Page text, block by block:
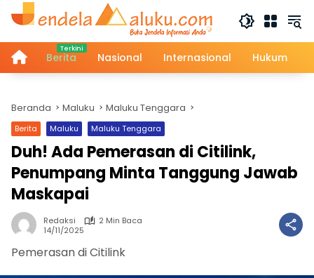
Langsung
HomeBerita Nasional Internasional Hukum
Beranda Maluku Maluku Tenggara
Berita Maluku Maluku Tenggara
Duh! Ada Pemerasan di Citilink,
Penumpang Minta Tanggung Jawab
Maskapai
Redaksi
2 Min Baca
14/11/2025
Pemerasan di Citilink